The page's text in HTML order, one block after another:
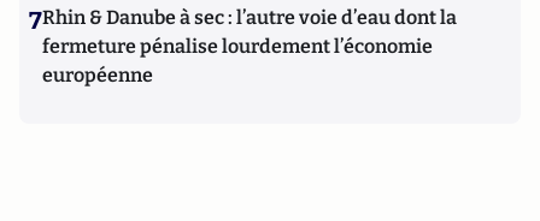
7Rhin & Danube à sec : l’autre voie d’eau dont la
fermeture pénalise lourdement l’économie
européenne